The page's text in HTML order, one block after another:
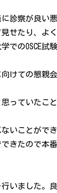
診察が良い
せたり、よ
でのOSCE試
向けての懇親
思っていたこ
いことがで
できたので本
いました。